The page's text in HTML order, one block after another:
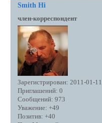
Smith Hi
член-корреспондент
Зарегистрирован: 2011-01-11
Приглашений: 0
Сообщений: 973
Уважение: +49
Позитив: +40